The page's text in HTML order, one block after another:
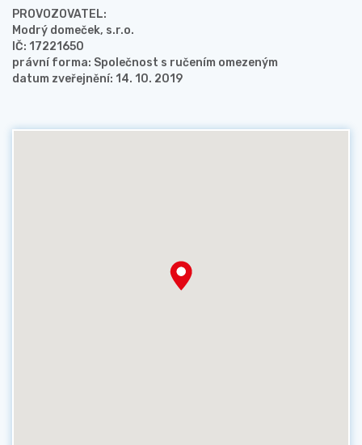
PROVOZOVATEL:
Modrý domeček, s.r.o.
IČ: 17221650
právní forma: Společnost s ručením omezeným
datum zveřejnění: 14. 10. 2019